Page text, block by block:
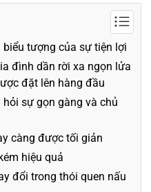
tượng của sự tiện lợi
đình dần rời xa ngọn lửa
đặt lên hàng đầu
sự gọn gàng và chủ
càng được tối giản
hiệu quả
đổi trong thói quen nấu